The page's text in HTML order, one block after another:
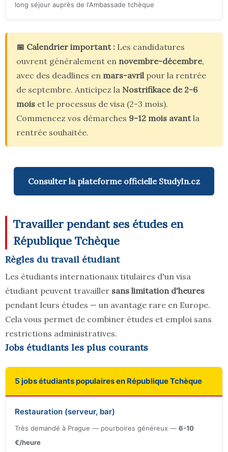
long séjour auprès de l'Ambassade tchèque
📅 Calendrier important : Les candidatures
ouvrent généralement en novembre-décembre,
avec des deadlines en mars-avrilpour la rentrée
de septembre. Anticipez la Nostrifikace de 2-6
mois et le processus de visa (2-3 mois).
Commencez vos démarches 9-12 mois avantla
rentrée souhaitée.
Consulter la plateforme officielle StudyIn.cz
Travailler pendant ses études en
République Tchèque
Règles du travail étudiant
Les étudiants internationaux titulaires d'un visa
étudiant peuvent travailler sans limitation d'heures
pendant leurs études — un avantage rare en Europe.
Cela vous permet de combiner études et emploi sans
restrictions administratives.
Jobs étudiants les plus courants
5 jobs étudiants populaires en République Tchèque
Restauration (serveur, bar)
Très demandé à Prague — pourboires généreux — 6-10
€/heure